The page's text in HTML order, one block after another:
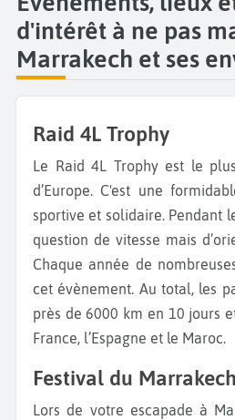
d'intérêt à ne pas
Marrakech et ses
Raid 4L Trophy
Le Raid 4L Trophy est le plus grand raid étudiant
d’Europe. C'est une
sportive et solidaire. Pendant
question de vitesse mais
Chaque année de
cet évènement. Au total, les
près de 6000 km en 10 jours
France, l’Espagne et le Maroc.
Festival du
Lors de votre escapade à Marrakech, partagez un